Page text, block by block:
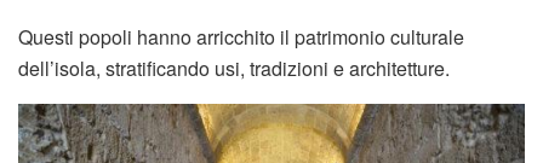
Questi popoli hanno arricchito il patrimonio culturale
dell’isola, stratificando usi, tradizioni e architetture.